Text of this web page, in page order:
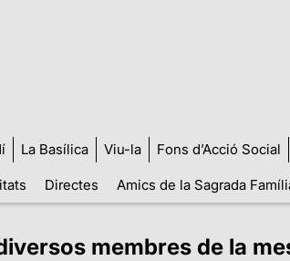
La Basílica Viu-la Fons d’Acció Social
Directes Amics de la Sagrada
membres de la